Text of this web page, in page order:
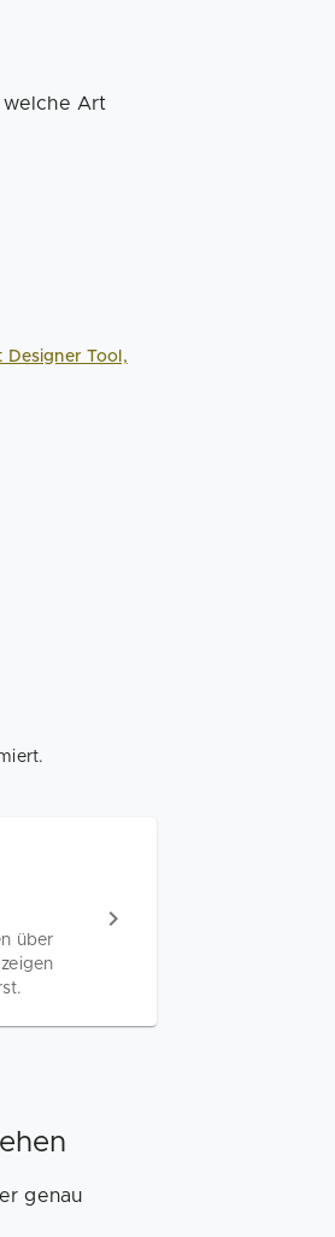
welche Art
Designer Tool,
über
genau